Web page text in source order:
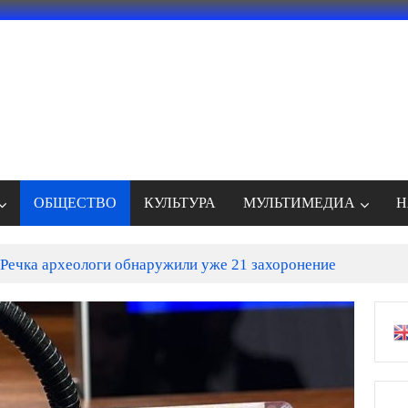
ОБЩЕСТВО КУЛЬТУРА МУЛЬТИМЕДИА
археологи обнаружили уже 21 захоронение